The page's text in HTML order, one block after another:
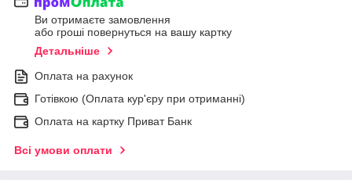
Ви отримаєте замовлення
або гроші повернуться на вашу картку
Детальніше
Оплата на рахунок
Готівкою (Оплата кур'єру при отриманні)
Оплата на картку Приват Банк
Всі умови оплати